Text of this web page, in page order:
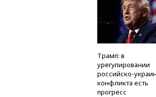
Трамп: в
урегулировании
российско-
конфликта есть
прогресс